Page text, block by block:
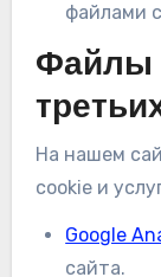
файлами
Файлы
На нашем
cookie и
Google
сайта.